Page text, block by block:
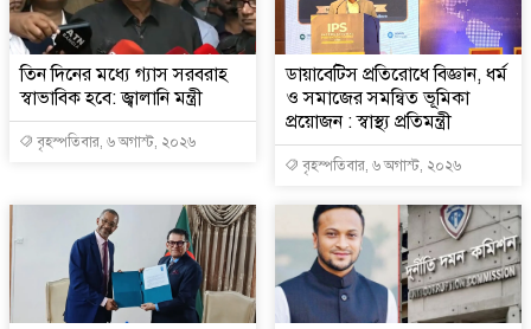
তিন দিনের মধ্যে গ্যাস সরবরাহ
স্বাভাবিক হবে: জ্বালানি মন্ত্রী
বৃহস্পতিবার, ৬ অগাস্ট, ২০২৬
ডায়াবেটিস প্রতিরোধে বিজ্ঞান, ধর্ম
ও সমাজের সমন্বিত ভূমিকা
প্রয়োজন : স্বাস্থ্য প্রতিমন্ত্রী
বৃহস্পতিবার, ৬ অগাস্ট, ২০২৬